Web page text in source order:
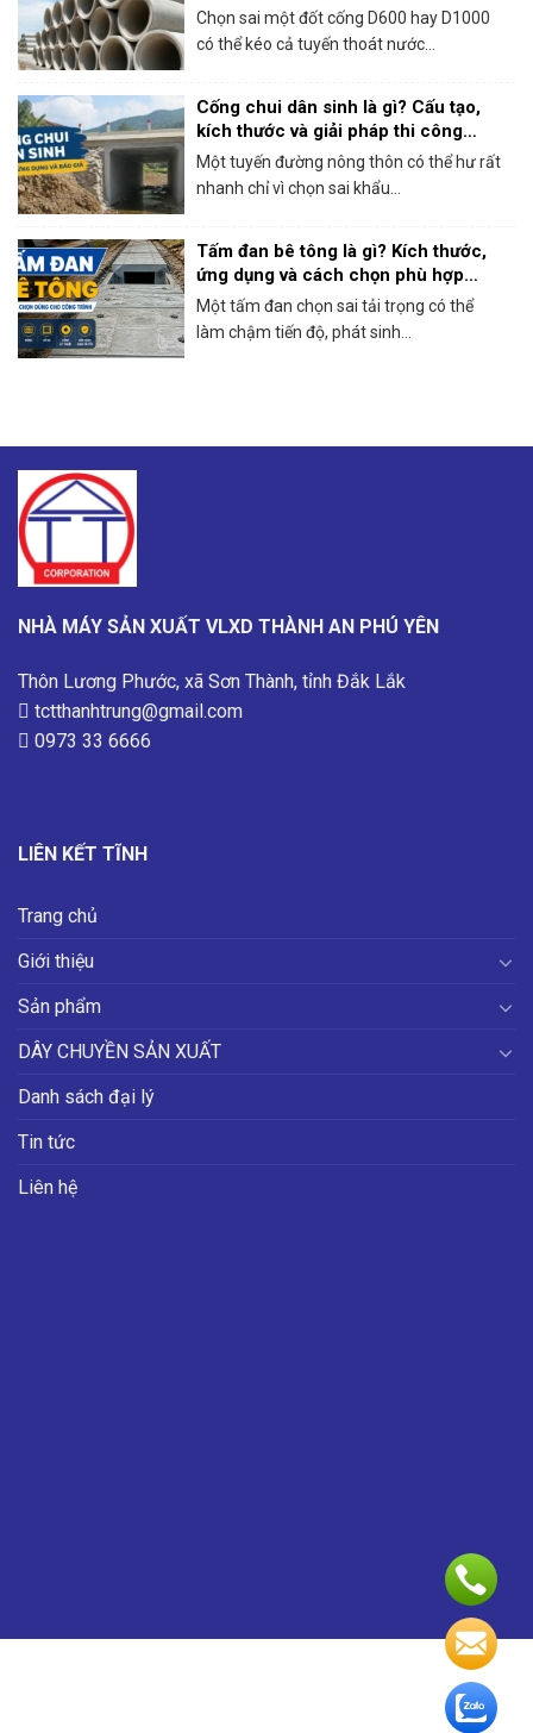
Chọn sai một đốt cống D600 hay D1000
có thể kéo cả tuyến thoát nước...
Cống chui dân sinh là gì? Cấu tạo,
kích thước và giải pháp thi công
thực tế
Một tuyến đường nông thôn có thể hư rất
nhanh chỉ vì chọn sai khẩu...
Tấm đan bê tông là gì? Kích thước,
ứng dụng và cách chọn phù hợp
công trình
Một tấm đan chọn sai tải trọng có thể
làm chậm tiến độ, phát sinh...
NHÀ MÁY SẢN XUẤT VLXD THÀNH AN PHÚ YÊN
Thôn Lương Phước, xã Sơn Thành, tỉnh Đắk Lắk
tctthanhtrung@gmail.com
0973 33 6666
LIÊN KẾT TĨNH
Trang chủ
Giới thiệu
Sản phẩm
DÂY CHUYỀN SẢN XUẤT
Danh sách đại lý
Tin tức
Liên hệ
Thiết kế